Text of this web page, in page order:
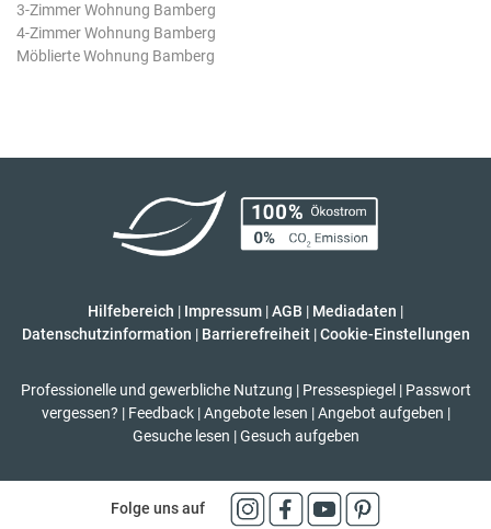
3-Zimmer Wohnung Bamberg
4-Zimmer Wohnung Bamberg
Möblierte Wohnung Bamberg
Hilfebereich | Impressum |AGB | Mediadaten |
Datenschutzinformation | Barrierefreiheit | Cookie-Einstellungen
Professionelle und gewerbliche Nutzung | Pressespiegel | Passwort
vergessen? | Feedback | Angebote lesen | Angebot aufgeben |
Gesuche lesen | Gesuch aufgeben
Folge uns auf